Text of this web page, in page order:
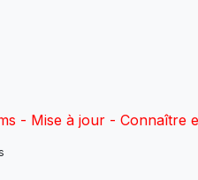
- Mise à jour - Connaître